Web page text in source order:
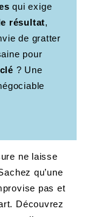
qui exige
résultat,
de gratter
pour
? Une
ne laisse
qu’une
pas et
Découvrez